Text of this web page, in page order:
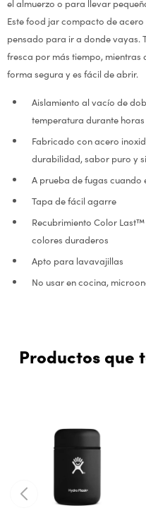
el almuerzo o para llevar
Este food jar compacto de
pensado para ir a donde vayas.
fresca por más tiempo,
forma segura y es fácil de abrir.
Aislamiento al vacío de
temperatura durante horas
Fabricado con acero
durabilidad, sabor puro y
A prueba de fugas cuando
Tapa de fácil agarre
Recubrimiento Color
colores duraderos
Apto para lavavajillas
No usar en cocina,
Productos que